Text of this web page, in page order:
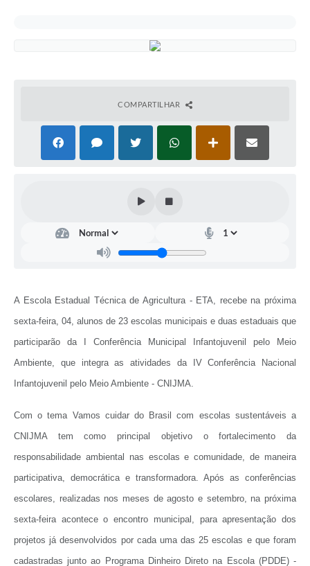
COMPARTILHAR
A Escola Estadual Técnica de Agricultura - ETA, recebe na próxima
sexta-feira, 04, alunos de 23 escolas municipais e duas estaduais que
participarão da I Conferência Municipal Infantojuvenil pelo Meio
Ambiente, que integra as atividades da IV Conferência Nacional
Infantojuvenil pelo Meio Ambiente - CNIJMA.
Com o tema Vamos cuidar do Brasil com escolas sustentáveis a
CNIJMA tem como principal objetivo o fortalecimento da
responsabilidade ambiental nas escolas e comunidade, de maneira
participativa, democrática e transformadora. Após as conferências
escolares, realizadas nos meses de agosto e setembro, na próxima
sexta-feira acontece o encontro municipal, para apresentação dos
projetos já desenvolvidos por cada uma das 25 escolas e que foram
cadastradas junto ao Programa Dinheiro Direto na Escola (PDDE) -